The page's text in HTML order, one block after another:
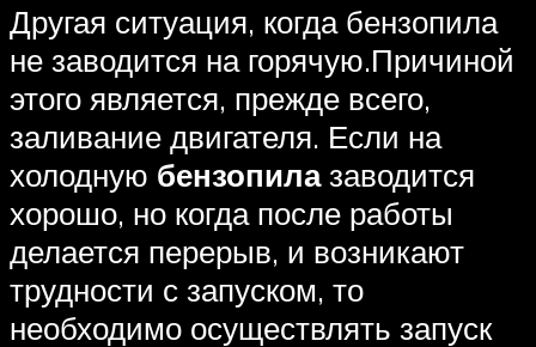
Другая ситуация, когда бензопила
не заводится на горячую.Причиной
этого является, прежде всего,
заливание двигателя. Если на
холодную бензопилазаводится
хорошо, но когда после работы
делается перерыв, и возникают
трудности с запуском, то
необходимо осуществлять запуск